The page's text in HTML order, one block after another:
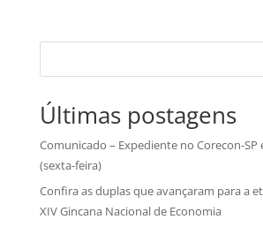
Últimas postagens
Comunicado – Expediente no Corecon-SP
(sexta-feira)
Confira as duplas que avançaram para a
XIV Gincana Nacional de Economia